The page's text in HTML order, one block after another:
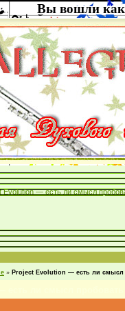
Вы вошли как
Evolution — есть ли смысл
» Project Evolution — есть ли смысл